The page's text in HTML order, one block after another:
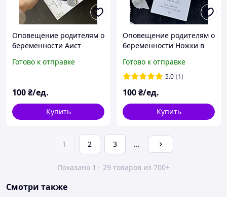
Оповещение родителям о
беременности Аист
Готово к отправке
100₴/ед.
Купить
Оповещение родителям о
беременности Ножки в
Готово к отправке
5.0 (1)
100₴/ед.
Купить
1 2 3 ...
Показано 1 - 29 товаров из 700+
Смотри также